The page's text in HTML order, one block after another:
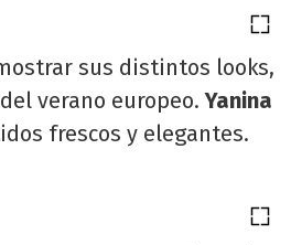
sus distintos looks,
verano europeo. Yanina
frescos y elegantes.